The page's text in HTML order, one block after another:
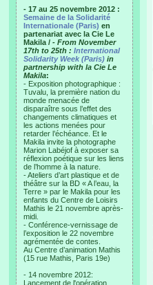
- 17 au 25 novembre 2012 :
Semaine de la Solidarité
Internationale (Paris) en
partenariat avec la Cie Le
Makila / - From November
17th to 25th : International
Solidarity Week (Paris) in
partnership with la Cie Le
Makila:
- Exposition photographique :
Tuvalu, la première nation du
monde menacée de
disparaître sous l’effet des
changements climatiques et
les actions menées pour
retarder l’échéance. Et le
Makila invite la photographe
Marion Labéjof à exposer sa
réflexion poétique sur les liens
de l’homme à la nature.
- Ateliers d’art plastique et de
théâtre sur la BD « A l’eau, la
Terre » par le Makila pour les
enfants du Centre de Loisirs
Mathis le 21 novembre après-
midi.
- Conférence-vernissage de
l’exposition le 22 novembre
agrémentée de contes.
Au Centre d’animation Mathis
(15 rue Mathis, Paris 19e)
- 14 novembre 2012:
Lancement de l'opération